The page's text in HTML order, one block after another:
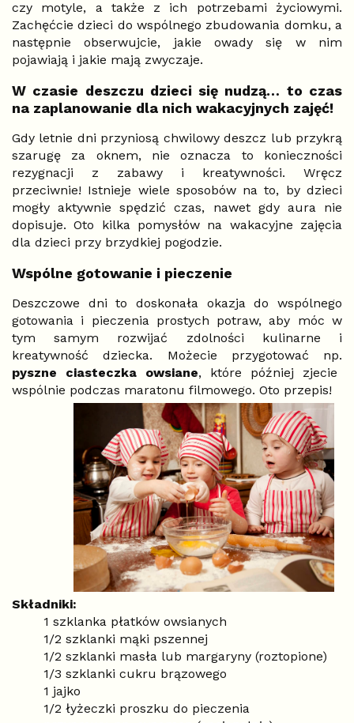
czy motyle, a także z ich potrzebami życiowymi.
Zachęćcie dzieci do wspólnego zbudowania domku, a
następnie obserwujcie, jakie owady się w nim
pojawiają i jakie mają zwyczaje.
W czasie deszczu dzieci się nudzą… to czas
na zaplanowanie dla nich wakacyjnych zajęć!
Gdy letnie dni przyniosą chwilowy deszcz lub przykrą
szarugę za oknem, nie oznacza to konieczności
rezygnacji z zabawy i kreatywności. Wręcz
przeciwnie! Istnieje wiele sposobów na to, by dzieci
mogły aktywnie spędzić czas, nawet gdy aura nie
dopisuje. Oto kilka pomysłów na wakacyjne zajęcia
dla dzieci przy brzydkiej pogodzie.
Wspólne gotowanie i pieczenie
Deszczowe dni to doskonała okazja do wspólnego
gotowania i pieczenia prostych potraw, aby móc w
tym samym rozwijać zdolności kulinarne i
kreatywność dziecka. Możecie przygotować np.
pyszne ciasteczka owsiane, które później zjecie
wspólnie podczas maratonu filmowego. Oto przepis!
Składniki:
1 szklanka płatków owsianych
1/2 szklanki mąki pszennej
1/2 szklanki masła lub margaryny (roztopione)
1/3 szklanki cukru brązowego
1 jajko
1/2 łyżeczki proszku do pieczenia